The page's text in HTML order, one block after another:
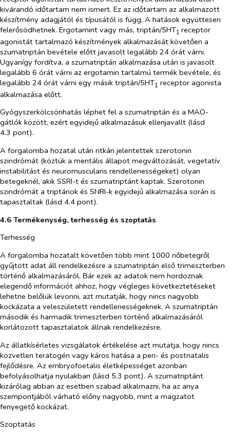
kivárandó időtartam nem ismert. Ez az időtartam az alkalmazott
készítmény adagjától és típusától is függ. A hatások együttesen
felerősödhetnek. Ergotamint vagy más, triptán/5HT1 receptor
agonistát tartalmazó készítmények alkalmazását követően a
szumatriptán bevétele előtt javasolt legalább 24 órát várni.
Ugyanígy fordítva, a szumatriptán alkalmazása után is javasolt
legalább 6 órát várni az ergotamin tartalmú termék bevétele, és
legalább 24 órát várni egy másik triptán/5HT1 receptor agonista
alkalmazása előtt.
Gyógyszerkölcsönhatás léphet fel a szumatriptán és a MAO-
gátlók között, ezért egyidejű alkalmazásuk ellenjavallt (lásd
4.3 pont).
A forgalomba hozatal után ritkán jelentettek szerotonin
szindrómát (köztük a mentális állapot megváltozását, vegetatív
instabilitást és neuromuscularis rendellenességeket) olyan
betegeknél, akik SSRI-t és szumatriptánt kaptak. Szerotonin
szindrómát a triptánok és SNRI-k egyidejű alkalmazása során is
tapasztaltak (lásd 4.4 pont).
4.6 Termékenység, terhesség és szoptatás
Terhesség
A forgalomba hozatalt követően több mint 1000 nőbetegről
gyűjtött adat áll rendelkezésre a szumatriptán első trimeszterben
történő alkalmazásáról. Bár ezek az adatok nem hordoznak
elegendő információt ahhoz, hogy végleges következtetéseket
lehetne belőlük levonni, azt mutatják, hogy nincs nagyobb
kockázata a veleszületett rendellenességeknek. A szumatriptán
második és harmadik trimeszterben történő alkalmazásáról
korlátozott tapasztalatok állnak rendelkezésre.
Az állatkísérletes vizsgálatok értékelése azt mutatja, hogy nincs
közvetlen teratogén vagy káros hatása a peri- és postnatalis
fejlődésre. Az embryofoetalis életképességet azonban
befolyásolhatja nyulakban (lásd 5.3 pont). A szumatriptánt
kizárólag abban az esetben szabad alkalmazni, ha az anya
szempontjából várható előny nagyobb, mint a magzatot
fenyegető kockázat.
Szoptatás